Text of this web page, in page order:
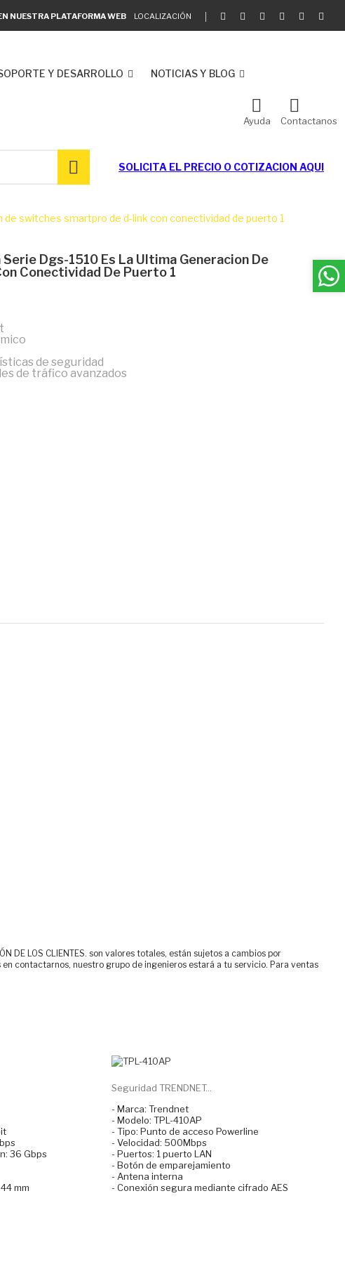
NUESTRA PLATAFORMA WEB LOCALIZACIÓN
Y DESARROLLO NOTICIAS Y BLOG
Ayuda Contactanos
SOLICITA EL PRECIO O COTIZACION AQUI
switches smartpro de d-link con conectividad de puerto 1
Dgs-1510 Es La Ultima Generacion De
Conectividad De Puerto 1
de seguridad
de tráfico avanzados
DE LOS CLIENTES. son valores totales, están sujetos a cambios por
contactarnos, nuestro grupo de ingenieros estará a tu servicio. Para ventas
36 Gbps
mm
Seguridad TRENDNET...
- Marca: Trendnet
- Modelo: TPL-410AP
- Tipo: Punto de acceso Powerline
- Velocidad: 500Mbps
- Puertos: 1 puerto LAN
- Botón de emparejamiento
- Antena interna
- Conexión segura mediante cifrado AES